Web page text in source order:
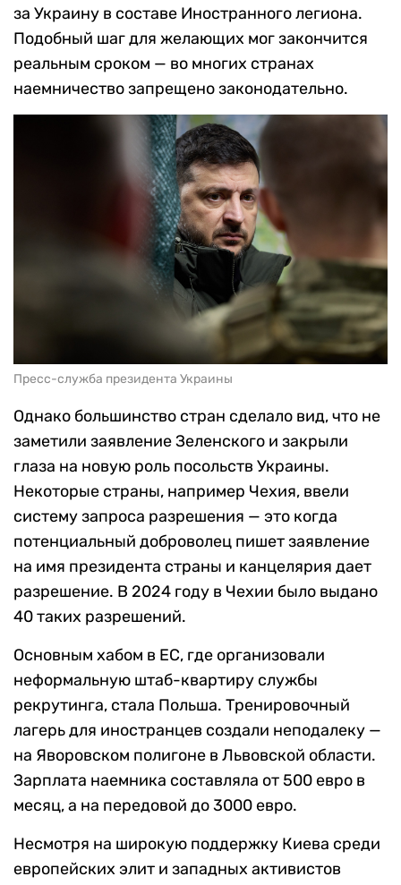
за Украину в составе Иностранного легиона.
Подобный шаг для желающих мог закончится
реальным сроком — во многих странах
наемничество запрещено законодательно.
Пресс-служба президента Украины
Однако большинство стран сделало вид, что не
заметили заявление Зеленского и закрыли
глаза на новую роль посольств Украины.
Некоторые страны, например Чехия, ввели
систему запроса разрешения — это когда
потенциальный доброволец пишет заявление
на имя президента страны и канцелярия дает
разрешение. В 2024 году в Чехии было выдано
40 таких разрешений.
Основным хабом в ЕС, где организовали
неформальную штаб-квартиру службы
рекрутинга, стала Польша. Тренировочный
лагерь для иностранцев создали неподалеку —
на Яворовском полигоне в Львовской области.
Зарплата наемника составляла от 500 евро в
месяц, а на передовой до 3000 евро.
Несмотря на широкую поддержку Киева среди
европейских элит и западных активистов